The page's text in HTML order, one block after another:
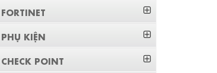
FORTINET
PHỤ KIỆN
CHECK POINT